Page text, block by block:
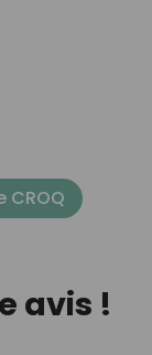
CROQ
avis !